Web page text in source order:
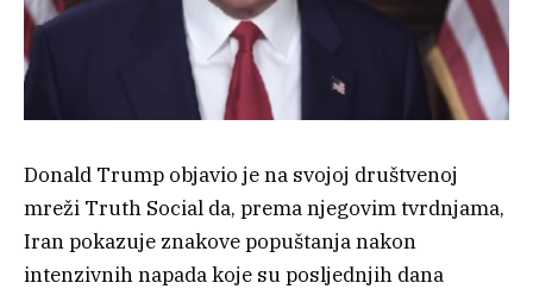
Donald Trump objavio je na svojoj društvenoj
mreži Truth Social da, prema njegovim tvrdnjama,
Iran pokazuje znakove popuštanja nakon
intenzivnih napada koje su posljednjih dana